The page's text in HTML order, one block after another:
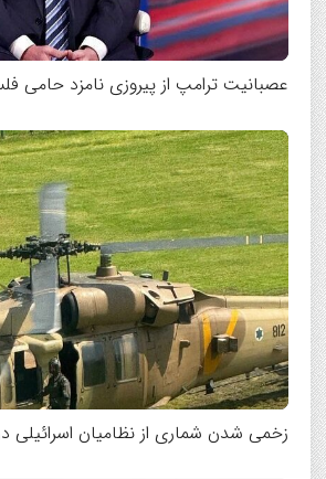
عصبانیت ترامپ از پیروزی نامزد حامی
زخمی شدن شماری از نظامیان اسرائیلی